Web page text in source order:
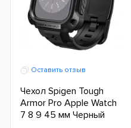
Оставить отзыв
Чехол Spigen Tough
Armor Pro Apple Watch
7 8 9 45 мм Черный